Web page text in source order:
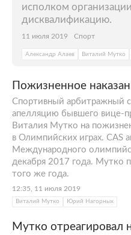
исполком
дисквалификацию.
11 июля 2019 Спорт
Александр Алаев Виталий Мутко
Пожизненное
Спортивный арбитражный
апелляцию бывшего вице-
Виталия Мутко на
в Олимпийских играх. CAS
Международного
декабря 2017 года. Мутко
того же года.
12:35, 11 июля 2019
Виталий Мутко Юрий Нагорных
Мутко отреагировал